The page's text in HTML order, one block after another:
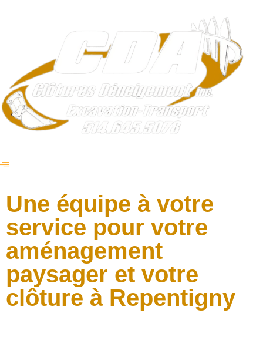
Une équipe à votre
service pour votre
aménagement
paysager et votre
clôture à Repentigny